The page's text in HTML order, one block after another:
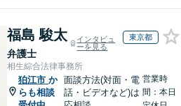
福島 駿太
弁護士
インタビュ
ーを見る
東京都
相生綜合法律事務所
狛江市 か
らも相談
面談方法(対面・電
話・ビデオなど)は
営業時
間：本日